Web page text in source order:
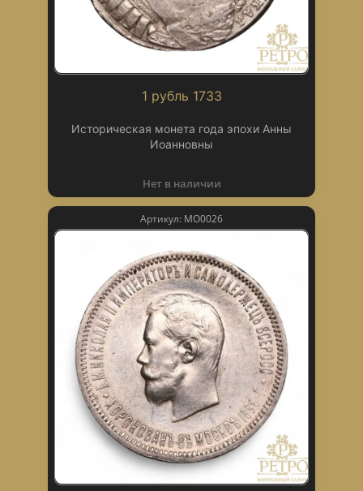
1 рубль 1733
Историческая монета года эпохи Анны
Иоанновны
Нет в наличии
Артикул: МО0026